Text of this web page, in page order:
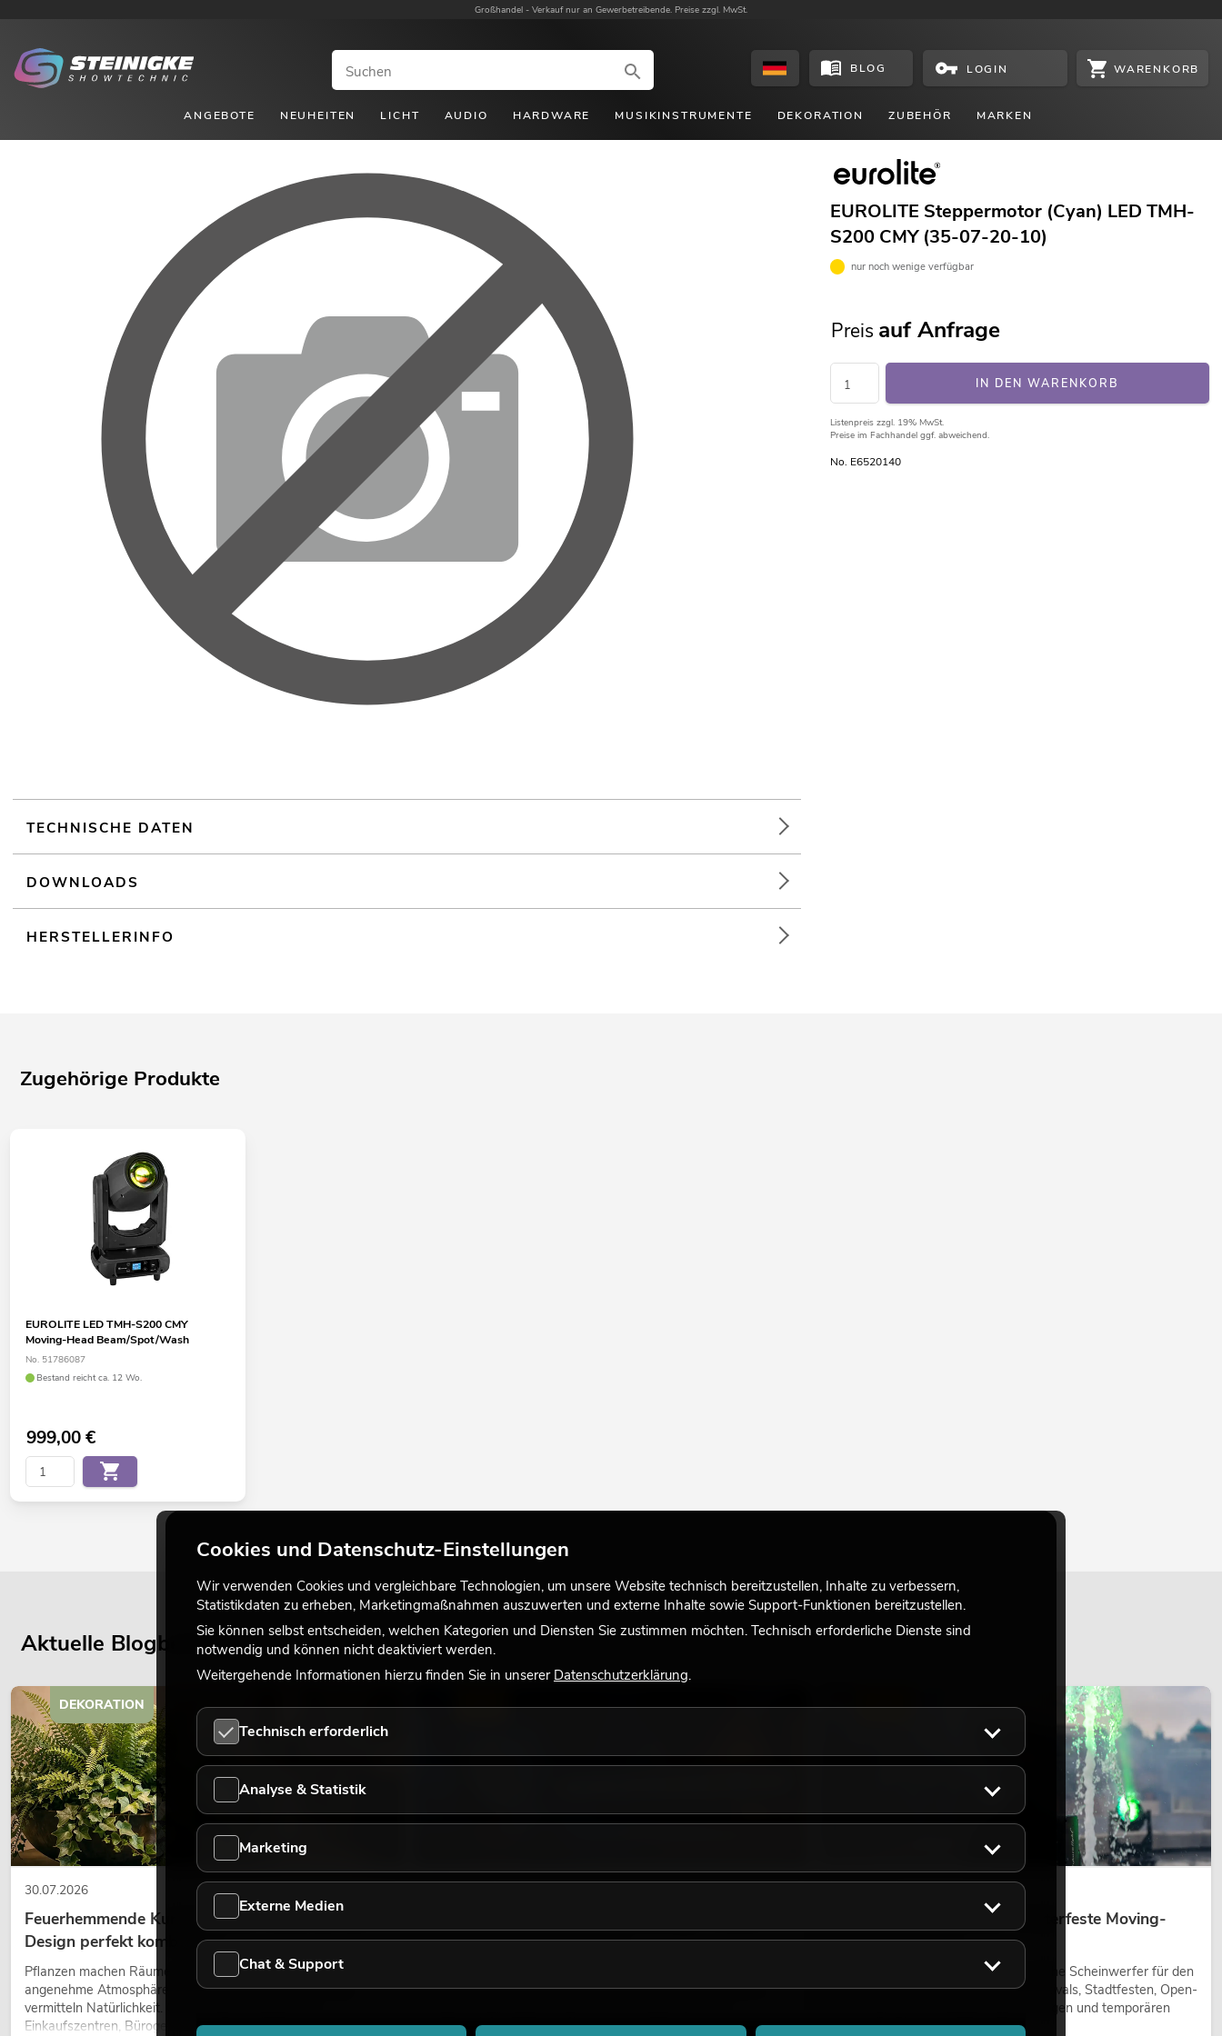
Großhandel - Verkauf nur an Gewerbetreibende. Preise zzgl. MwSt.
BLOG LOGIN WARENKORB
ANGEBOTE NEUHEITEN LICHT AUDIO HARDWARE MUSIKINSTRUMENTE DEKORATION ZUBEHÖR MARKEN
EUROLITE Steppermotor (Cyan) LED TMH-
S200 CMY (35-07-20-10)
nur noch wenige verfügbar
Preis auf Anfrage
IN DEN WARENKORB
Listenpreis zzgl. 19% MwSt.
Preise im Fachhandel ggf. abweichend.
No. E6520140
TECHNISCHE DATEN
DOWNLOADS
HERSTELLERINFO
Zugehörige Produkte
EUROLITE LED TMH-S200 CMY
Moving-Head Beam/Spot/Wash
No. 51786087
Bestand reicht ca. 12 Wo.
999,00€
Aktuelle Blogbeiträge
30.07.2026
Feuerhemmende Kunstpflanzen: Sicherheit und
Design perfekt kombiniert
Pflanzen machen Räume lebendig. Sie schaffen eine
angenehme Atmosphäre, verbessern das Ambiente und
vermitteln Natürlichkeit. Ob in Hotels, Restaurants,
Einkaufszentren, Bürogebäuden oder auf Messeständen: eine
DEKORATION
warmes Licht wieder wirkt
Akzente prägen viele aktuelle Lichtdesigns auf Bühnen, in
nostalgischer Effekt, sondern ein bewusst eingesetztes
LICHT
Outdoor Moving-Heads: Wetterfeste Moving-
Heads bei Events
Outdoor Moving-Heads sind bewegliche Scheinwerfer für den
Einsatz im Freien. Sie werden bei Festivals, Stadtfesten, Open-
Air-Konzerten, Architekturinszenierungen und temporären
Außeninstallationen eingesetzt.
LICHT
Cookies und Datenschutz-Einstellungen
Wir verwenden Cookies und vergleichbare Technologien, um unsere Website technisch bereitzustellen, Inhalte zu verbessern,
Statistikdaten zu erheben, Marketingmaßnahmen auszuwerten und externe Inhalte sowie Support-Funktionen bereitzustellen.
Sie können selbst entscheiden, welchen Kategorien und Diensten Sie zustimmen möchten. Technisch erforderliche Dienste sind
notwendig und können nicht deaktiviert werden.
Weitergehende Informationen hierzu finden Sie in unserer Datenschutzerklärung.
Technisch erforderlich
Analyse & Statistik
Marketing
Externe Medien
Chat & Support